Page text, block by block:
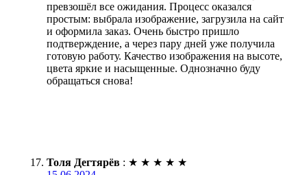
превзошёл все ожидания. Процесс оказался
простым: выбрала изображение, загрузила на сайт
и оформила заказ. Очень быстро пришло
подтверждение, а через пару дней уже получила
готовую работу. Качество изображения на высоте,
цвета яркие и насыщенные. Однозначно буду
обращаться снова!
Толя Дегтярёв : ★ ★ ★ ★ ★